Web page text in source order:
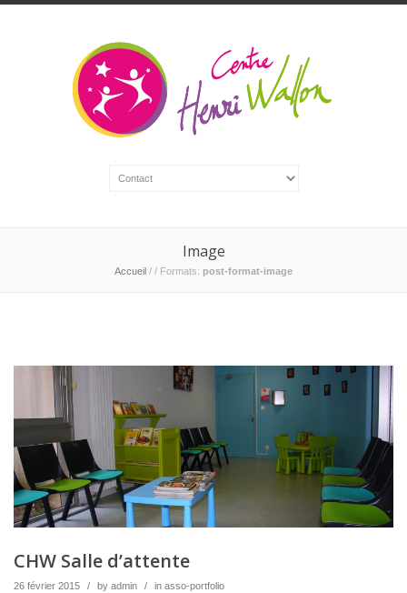
Image
Accueil / / Formats: post-format-image
CHW Salle d’attente
26 février 2015 / by admin / in asso-portfolio